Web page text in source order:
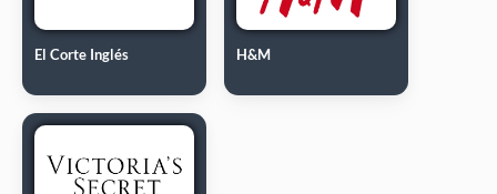
El Corte Inglés H&M